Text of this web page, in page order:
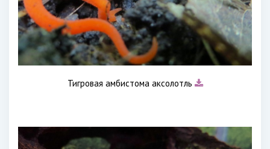
Тигровая амбистома аксолотль